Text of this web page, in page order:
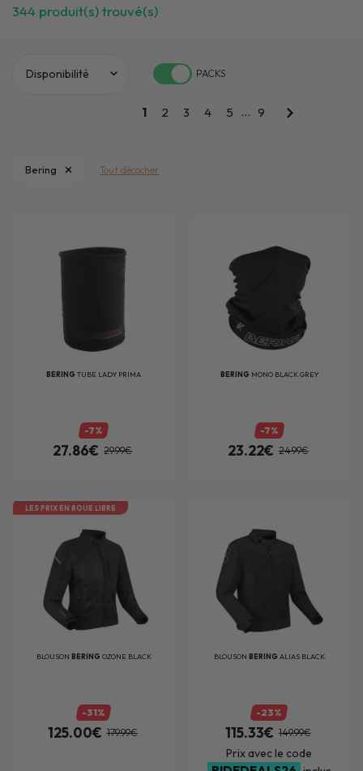
344 produit(s) trouvé(s)
PACKS
1 2 3 4 5 ... 9
Bering Tout décocher
BERINGTUBE LADY PRIMA
-7%
27.86€ 29.99€
BERING MONO BLACK GREY
-7%
23.22€ 24.99€
LES PRIX EN ROUE LIBRE
BLOUSON BERING OZONE BLACK
-31%
125.00€ 179.99€
BLOUSON BERING ALIAS BLACK
-23%
115.33€ 149.99€
Prix avec le code